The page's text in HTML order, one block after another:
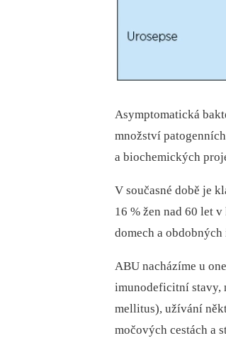
Asymptomatická
množství
a biochemických
V současné době je
16 % žen nad 60 let
domech a
ABU nacházíme u
imunodeficitní stavy,
mellitus), užívání
močových cestách a